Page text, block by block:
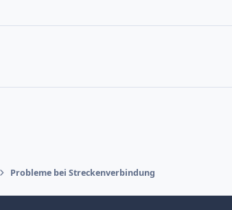
Probleme bei Streckenverbindung